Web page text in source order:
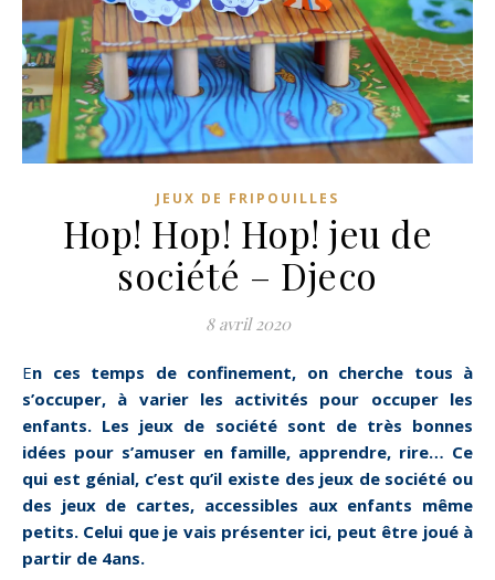
JEUX DE FRIPOUILLES
Hop! Hop! Hop! jeu de
société – Djeco
8 avril 2020
En ces temps de confinement, on cherche tous à
s’occuper, à varier les activités pour occuper les
enfants. Les jeux de société sont de très bonnes
idées pour s’amuser en famille, apprendre, rire… Ce
qui est génial, c’est qu’il existe des jeux de société ou
des jeux de cartes, accessibles aux enfants même
petits. Celui que je vais présenter ici, peut être joué à
partir de 4ans.